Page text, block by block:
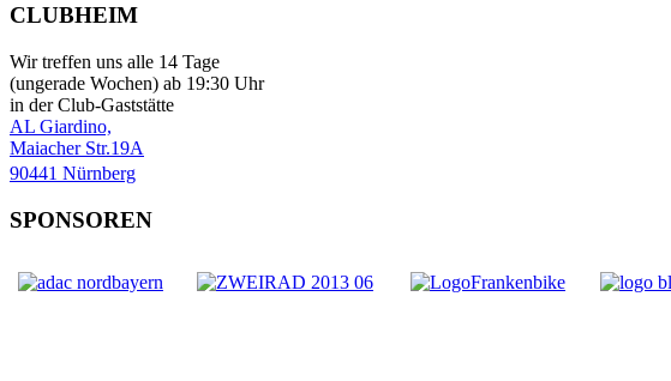
CLUBHEIM
Wir treffen uns alle 14 Tage
(ungerade Wochen) ab 19:30 Uhr
in der Club-Gaststätte
AL Giardino,
Maiacher Str.19A
90441 Nürnberg
SPONSOREN